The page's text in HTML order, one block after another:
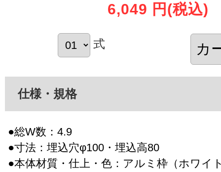
6,049 円 (税込)
式
仕様・規格
●総W数：4.9
●寸法：埋込穴φ100・埋込高80
●本体材質・仕上・色：アルミ枠（ホワイ